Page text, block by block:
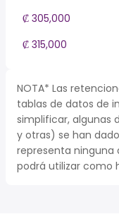
₡ 305,000
₡ 315,000
NOTA* Las
tablas de datos de
simplificar, algunas
y otras) se han
representa ninguna
podrá utilizar como